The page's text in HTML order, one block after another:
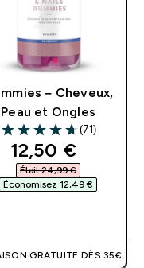
– Cheveux,
Peau et Ongles
4.66 out of 5 stars
(71)
discounted
12,50 €‎
Était 24,99 €‎
Économisez 12,49 €‎
GRATUITE DÈS 35€